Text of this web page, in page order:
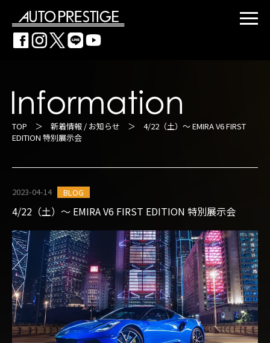
TOP ＞ 新着情報 / お知らせ ＞ 4/22（土）～ EMIRA V6 FIRST
EDITION 特別展示会
2023-04-14 BLOG
4/22（土）～ EMIRA V6 FIRST EDITION 特別展示会